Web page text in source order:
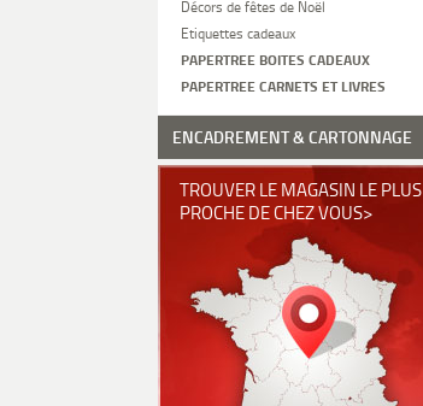
Décors de fêtes de Noël
Etiquettes cadeaux
PAPERTREE BOITES CADEAUX
PAPERTREE CARNETS ET LIVRES
ENCADREMENT & CARTONNAGE
TROUVER LE MAGASIN LE PLUS
PROCHE DE CHEZ VOUS>